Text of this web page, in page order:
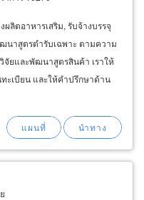
ลิตอาหารเสริม, รับจ้างบรรจุ
นาสูตรตำรับเฉพาะ ตามความ
จัยและพัฒนาสูตรสินค้า เราให้
ะเบียน และให้คำปรึกษาด้าน